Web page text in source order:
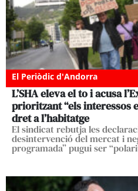
El Periòdic d'Andorra
L’SHA eleva el to i acusa
prioritzant “els interessos
dret a l’habitatge
El sindicat rebutja les
desintervenció del mercat i
programada” pugui ser